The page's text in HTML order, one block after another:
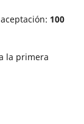
100
la primera